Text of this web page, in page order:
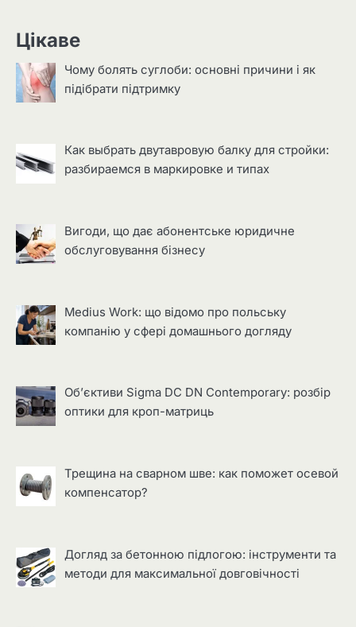
Цікаве
Чому болять суглоби: основні причини і як
підібрати підтримку
Как выбрать двутавровую балку для стройки:
разбираемся в маркировке и типах
Вигоди, що дає абонентське юридичне
обслуговування бізнесу
Medius Work: що відомо про польську
компанію у сфері домашнього догляду
Об’єктиви Sigma DC DN Contemporary: розбір
оптики для кроп-матриць
Трещина на сварном шве: как поможет осевой
компенсатор?
Догляд за бетонною підлогою: інструменти та
методи для максимальної довговічності